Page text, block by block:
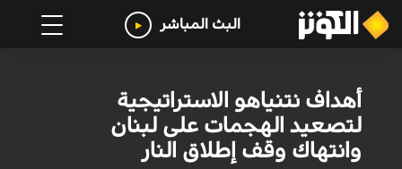
البث المباشر
أهداف نتنياهو الاستراتيجية
لتصعيد الهجمات على لبنان
وانتهاك وقف إطلاق النار